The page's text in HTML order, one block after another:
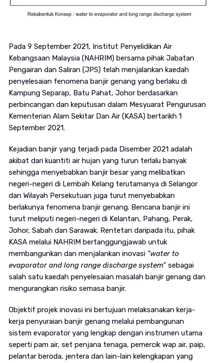
Pada 9 September 2021, Institut Penyelidikan Air
Kebangsaan Malaysia (NAHRIM) bersama pihak Jabatan
Pengairan dan Saliran (JPS) telah menjalankan kaedah
penyelesaian fenomena banjir genang yang berlaku di
Kampung Separap, Batu Pahat, Johor berdasarkan
perbincangan dan keputusan dalam Mesyuarat Pengurusan
Kementerian Alam Sekitar Dan Air (KASA) bertarikh 1
September 2021.
Kejadian banjir yang terjadi pada Disember 2021 adalah
akibat dari kuantiti air hujan yang turun terlalu banyak
sehingga menyebabkan banjir besar yang melibatkan
negeri-negeri di Lembah Kelang terutamanya di Selangor
dan Wilayah Persekutuan juga turut menyebabkan
berlakunya fenomena banjir genang. Bencana banjir ini
turut meliputi negeri-negeri di Kelantan, Pahang, Perak,
Johor, Sabah dan Sarawak. Rentetan daripada itu, pihak
KASA melalui NAHRIM bertanggungjawab untuk
membangunkan dan menjalankan inovasi ”water to
evaporator and long range discharge system” sebagai
salah satu kaedah penyelesaian masalah banjir genang dan
mengurangkan risiko semasa banjir.
Objektif projek inovasi ini bertujuan melaksanakan kerja-
kerja penyuraian banjir genang melalui pembangunan
sistem evaporator yang lengkap dengan instrumen utama
seperti pam air, set penjana tenaga, pemercik wap air, paip,
pelantar beroda, jentera dan lain-lain kelengkapan yang